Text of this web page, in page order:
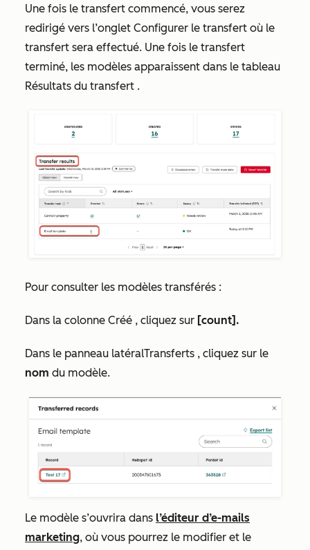
Une fois le transfert commencé, vous serez
redirigé vers l’onglet Configurer le transfert où le
transfert sera effectué. Une fois le transfert
terminé, les modèles apparaissent dans le tableau
Résultats du transfert .
Pour consulter les modèles transférés :
Dans la colonne Créé , cliquez sur [count].
Dans le panneau latéralTransferts , cliquez sur le
nom du modèle.
Le modèle s’ouvrira dans l’éditeur d’e-mails
marketing, où vous pourrez le modifier et le